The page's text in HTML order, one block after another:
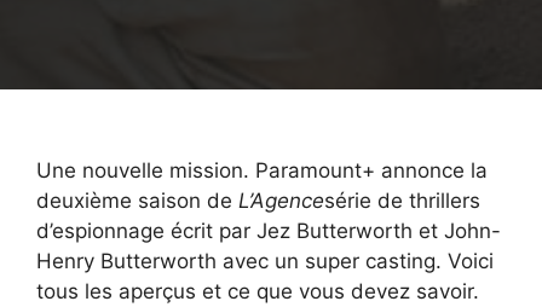
Une nouvelle mission. Paramount+ annonce la
deuxième saison de L’Agencesérie de thrillers
d’espionnage écrit par Jez Butterworth et John-
Henry Butterworth avec un super casting. Voici
tous les aperçus et ce que vous devez savoir.